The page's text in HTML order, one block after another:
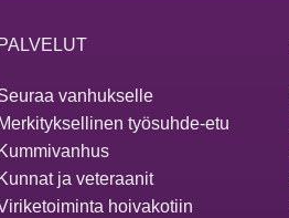
PALVELUT
vanhukselle
Merkityksellinen työsuhde-etu
Kummivanhus
Kunnat ja veteraanit
hoivakotiin